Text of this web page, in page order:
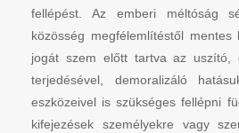
fellépést. Az emberi méltóság
közösség megfélemlítéstől mentes
jogát szem előtt tartva az uszító,
terjedésével, demoralizáló
eszközeivel is szükséges fellépni
kifejezések személyekre vagy